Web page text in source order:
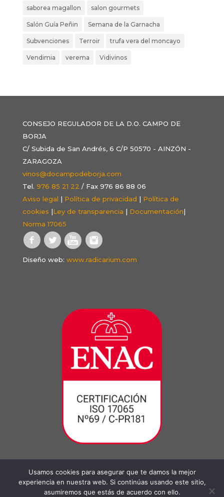
saborea magallon salon gourmets
Salón Guía Peñin Semana de la Garnacha
Subvenciones Terroir trufa vera del moncayo
Vendimia verema Vidivinos
CONSEJO REGULADOR DE LA D.O. CAMPO DE
BORJA
C/ Subida de San Andrés, 6 C/P 50570 - AINZÓN -
ZARAGOZA
vinos@docampodeborja.com
Tel. 976 85 21 22 / Fax 976 86 88 06
Aviso legal | Política de privacidad | Política de
cookies |Ley de transparencia | Documentación|
Norma 17065
Diseño web: www.radicarium.com
Usamos cookies para asegurar que te damos la mejor
experiencia en nuestra web. Si continúas usando este sitio,
asumiremos que estás de acuerdo con ello.